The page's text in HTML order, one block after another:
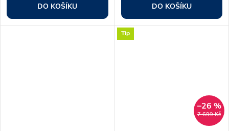
DO KOŠÍKU DO KOŠÍKU
Tip
7 699 Kč
–26 %